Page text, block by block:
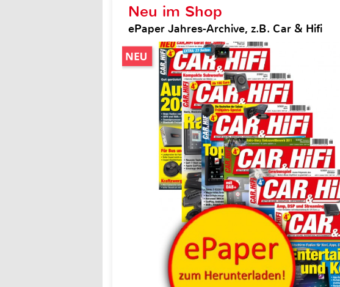
Neu im Shop
ePaper Jahres-Archive, z.B. Car & Hifi